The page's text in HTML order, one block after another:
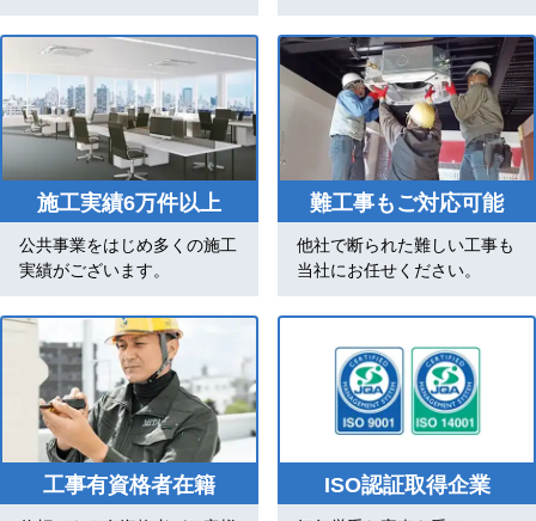
施工実績6万件以上
公共事業をはじめ多くの施工
実績がございます。
難工事もご対応可能
他社で断られた難しい工事も
当社にお任せください。
工事有資格者在籍 ISO認証取得企業